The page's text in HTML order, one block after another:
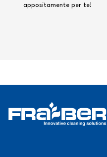
appositamente per te!